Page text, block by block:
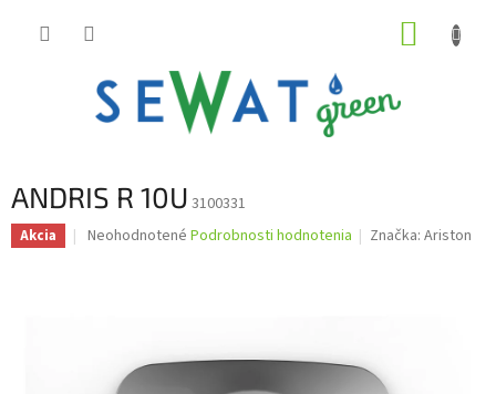
ANDRIS R 10U 3100331
Akcia
Priemerné
hviezdičiek.
Neohodnotené Podrobnosti hodnotenia Značka:Ariston